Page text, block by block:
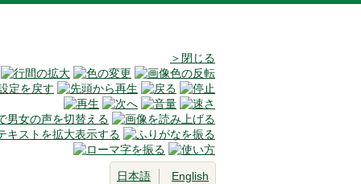
＞閉じる
日本語 English